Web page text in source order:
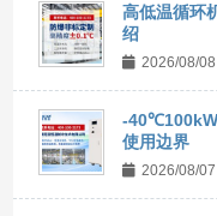
高低温循环
绍
2026/08/08
-40℃100kW
使用边界
2026/08/07